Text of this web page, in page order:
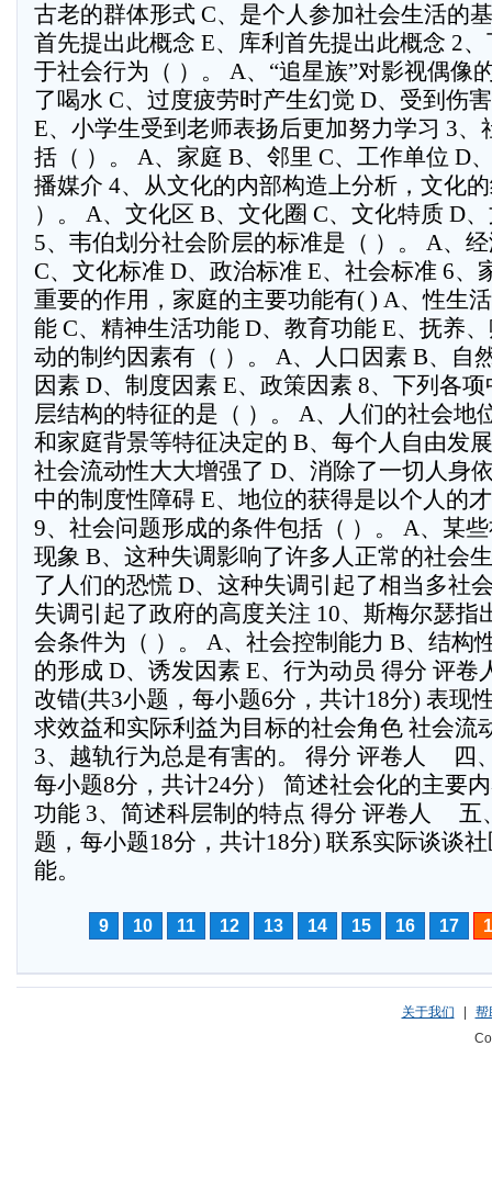
古老的群体形式 C、是个人参加社会生活的
首先提出此概念 E、库利首先提出此概念 2
于社会行为（ ）。 A、“追星族”对影视偶像
了喝水 C、过度疲劳时产生幻觉 D、受到伤
E、小学生受到老师表扬后更加努力学习 3、
括（ ）。 A、家庭 B、邻里 C、工作单位 D
播媒介 4、从文化的内部构造上分析，文化
）。 A、文化区 B、文化圈 C、文化特质 D
5、韦伯划分社会阶层的标准是（ ）。 A、
C、文化标准 D、政治标准 E、社会标准 6、
重要的作用，家庭的主要功能有( ) A、性生
能 C、精神生活功能 D、教育功能 E、抚养
动的制约因素有（ ）。 A、人口因素 B、自
因素 D、制度因素 E、政策因素 8、下列各
层结构的特征的是（ ）。 A、人们的社会地
和家庭背景等特征决定的 B、每个人自由发
社会流动性大大增强了 D、消除了一切人身
中的制度性障碍 E、地位的获得是以个人的
9、社会问题形成的条件包括（ ）。 A、某
现象 B、这种失调影响了许多人正常的社会
了人们的恐慌 D、这种失调引起了相当多社
失调引起了政府的高度关注 10、斯梅尔瑟指
会条件为（ ）。 A、社会控制能力 B、结构
的形成 D、诱发因素 E、行为动员 得分 评卷人 
改错(共3小题，每小题6分，共计18分) 表现
求效益和实际利益为目标的社会角色 社会流
3、越轨行为总是有害的。 得分 评卷人     
每小题8分，共计24分） 简述社会化的主要
功能 3、简述科层制的特点 得分 评卷人     
题，每小题18分，共计18分) 联系实际谈谈
能。
9 10 11 12 13 14 15 16 17
关于我们
帮